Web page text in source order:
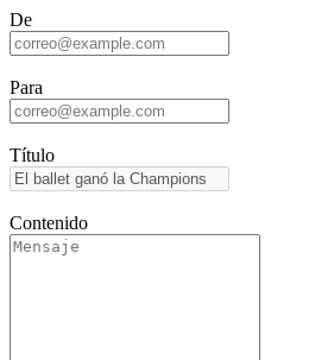
De
Para
Título
Contenido